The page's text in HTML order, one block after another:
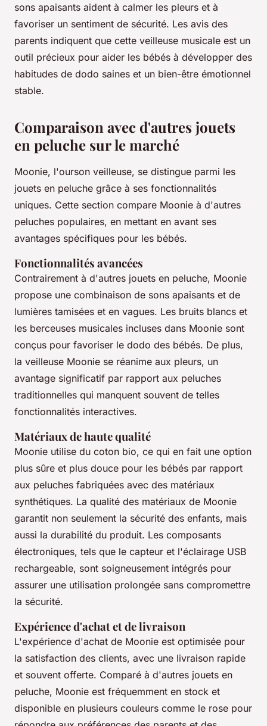
sons apaisants aident à calmer les pleurs et à
favoriser un sentiment de sécurité. Les avis des
parents indiquent que cette veilleuse musicale est un
outil précieux pour aider les bébés à développer des
habitudes de dodo saines et un bien-être émotionnel
stable.
Comparaison avec d'autres jouets
en peluche sur le marché
Moonie, l'ourson veilleuse, se distingue parmi les
jouets en peluche grâce à ses fonctionnalités
uniques. Cette section compare Moonie à d'autres
peluches populaires, en mettant en avant ses
avantages spécifiques pour les bébés.
Fonctionnalités avancées
Contrairement à d'autres jouets en peluche, Moonie
propose une combinaison de sons apaisants et de
lumières tamisées et en vagues. Les bruits blancs et
les berceuses musicales incluses dans Moonie sont
conçus pour favoriser le dodo des bébés. De plus,
la veilleuse Moonie se réanime aux pleurs, un
avantage significatif par rapport aux peluches
traditionnelles qui manquent souvent de telles
fonctionnalités interactives.
Matériaux de haute qualité
Moonie utilise du coton bio, ce qui en fait une option
plus sûre et plus douce pour les bébés par rapport
aux peluches fabriquées avec des matériaux
synthétiques. La qualité des matériaux de Moonie
garantit non seulement la sécurité des enfants, mais
aussi la durabilité du produit. Les composants
électroniques, tels que le capteur et l'éclairage USB
rechargeable, sont soigneusement intégrés pour
assurer une utilisation prolongée sans compromettre
la sécurité.
Expérience d'achat et de livraison
L'expérience d'achat de Moonie est optimisée pour
la satisfaction des clients, avec une livraison rapide
et souvent offerte. Comparé à d'autres jouets en
peluche, Moonie est fréquemment en stock et
disponible en plusieurs couleurs comme le rose pour